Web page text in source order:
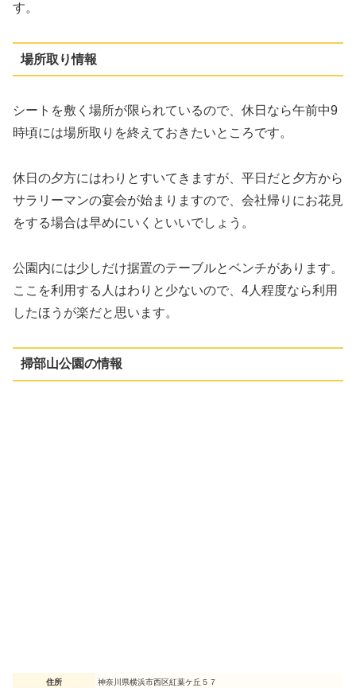
す。
場所取り情報
シートを敷く場所が限られているので、休日なら午前中9
時頃には場所取りを終えておきたいところです。
休日の夕方にはわりとすいてきますが、平日だと夕方から
サラリーマンの宴会が始まりますので、会社帰りにお花見
をする場合は早めにいくといいでしょう。
公園内には少しだけ据置のテーブルとベンチがあります。
ここを利用する人はわりと少ないので、4人程度なら利用
したほうが楽だと思います。
掃部山公園の情報
住所 神奈川県横浜市西区紅葉ケ丘５７